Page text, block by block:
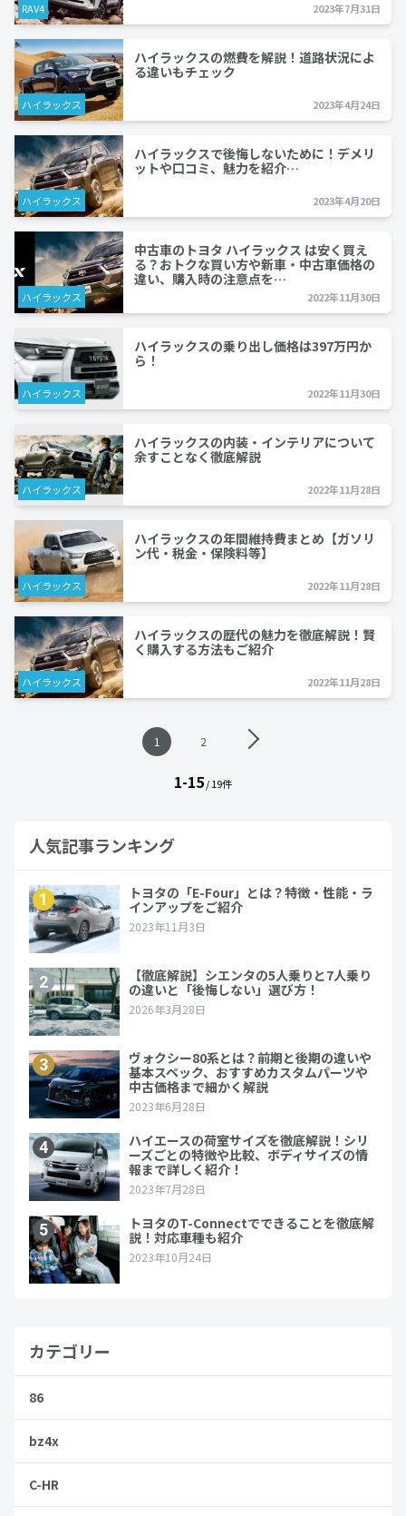
RAV4 2023年7月31日
ハイラックス
ハイラックスの燃費を解説！道路状況によ
る違いもチェック
2023年4月24日
ハイラックス
ハイラックスで後悔しないために！デメリ
ットや口コミ、魅力を紹介…
2023年4月20日
ハイラックス
中古車のトヨタ ハイラックス は安く買え
る？おトクな買い方や新車・中古車価格の
違い、購入時の注意点を…
2022年11月30日
ハイラックス
ハイラックスの乗り出し価格は397万円か
ら！
2022年11月30日
ハイラックス
ハイラックスの内装・インテリアについて
余すことなく徹底解説
2022年11月28日
ハイラックス
ハイラックスの年間維持費まとめ【ガソリ
ン代・税金・保険料等】
2022年11月28日
ハイラックス
ハイラックスの歴代の魅力を徹底解説！賢
く購入する方法もご紹介
2022年11月28日
ン
1 2
1-15/ 19件
人気記事ランキング
カテゴリー
86
bz4x
C-HR